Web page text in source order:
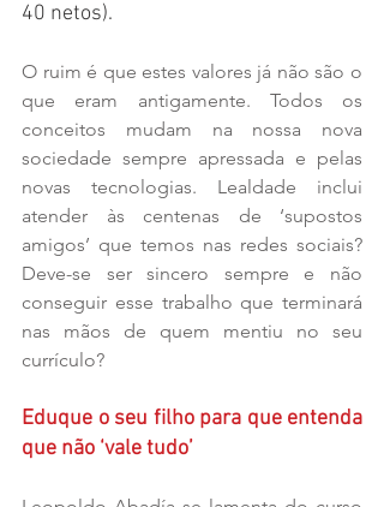
40 netos).
O ruim é que estes valores já não são o
que eram antigamente. Todos os
conceitos mudam na nossa nova
sociedade sempre apressada e pelas
novas tecnologias. Lealdade inclui
atender às centenas de ‘supostos
amigos’ que temos nas redes sociais?
Deve-se ser sincero sempre e não
conseguir esse trabalho que terminará
nas mãos de quem mentiu no seu
currículo?
Eduque o seu filho para que entenda
que não ‘vale tudo’